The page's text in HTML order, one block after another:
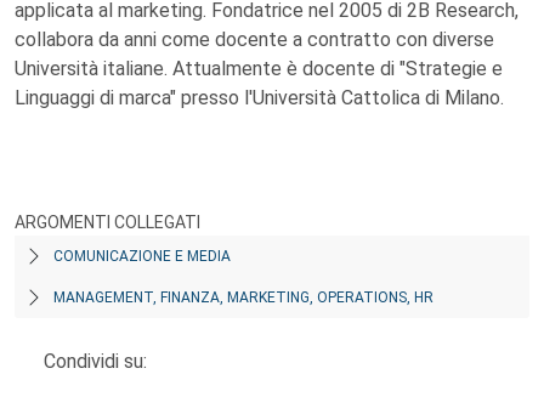
applicata al marketing. Fondatrice nel 2005 di 2B Research,
collabora da anni come docente a contratto con diverse
Università italiane. Attualmente è docente di "Strategie e
Linguaggi di marca" presso l'Università Cattolica di Milano.
ARGOMENTI COLLEGATI
COMUNICAZIONE E MEDIA
MANAGEMENT, FINANZA, MARKETING, OPERATIONS, HR
Condividi su: